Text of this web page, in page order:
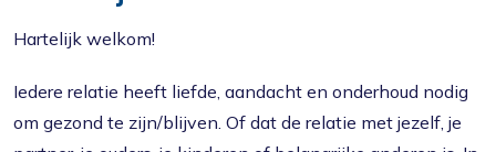
Hartelijk welkom!
Iedere relatie heeft liefde, aandacht en onderhoud nodig
om gezond te zijn/blijven. Of dat de relatie met jezelf, je